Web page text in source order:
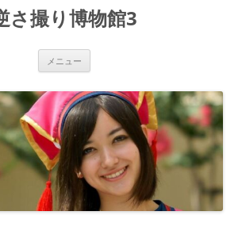
さ撮り博物館3
メニュー